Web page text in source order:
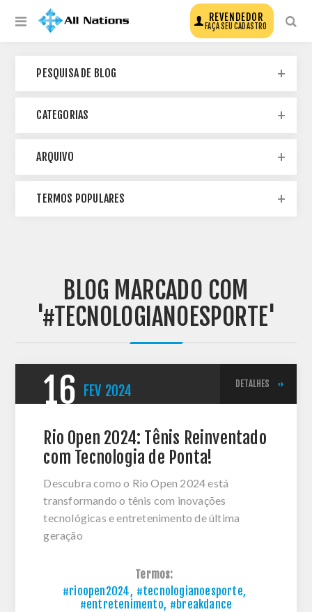
REVENDEDOR
FAÇA SEU CADASTRO
BLOG MARCADO COM
'#TECNOLOGIANOESPORTE'
16 FEV 2024 DETALHES
Rio Open 2024: Tênis Reinventado
com Tecnologia de Ponta!
Descubra como o Rio Open 2024 está
transformando o tênis com inovações
tecnológicas e entretenimento de última
geração
Termos:
#rioopen2024, #tecnologianoesporte,
#entretenimento, #breakdance
PESQUISA DE BLOG
CATEGORIAS
ARQUIVO
TERMOS POPULARES